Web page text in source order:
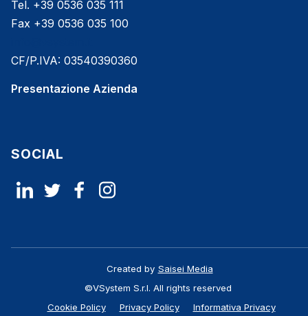
Tel. +39 0536 035 111
Fax +39 0536 035 100
CF/P.IVA: 03540390360
Presentazione Azienda
SOCIAL
Created by Saisei Media
©VSystem S.r.l. All rights reserved
Cookie Policy
Privacy Policy Informativa Privacy